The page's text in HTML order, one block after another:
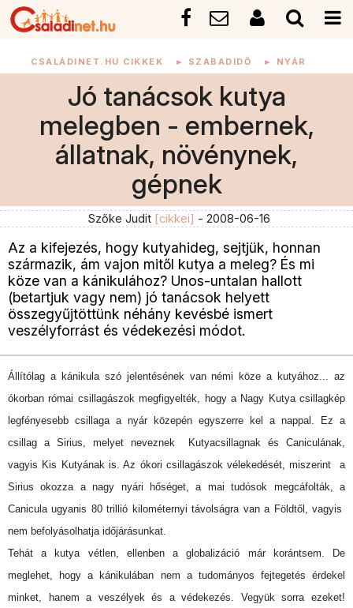
CSALÁDINET.HU CIKKEK ► SZABADIDŐ ► NYÁR
Jó tanácsok kutya
melegben - embernek,
állatnak, növénynek,
gépnek
Szőke Judit [cikkei] - 2008-06-16
Az a kifejezés, hogy kutyahideg, sejtjük, honnan
származik, ám vajon mitől kutya a meleg? És mi
köze van a kánikulához? Unos-untalan hallott
(betartjuk vagy nem) jó tanácsok helyett
összegyűjtöttünk néhány kevésbé ismert
veszélyforrást és védekezési módot.
Állítólag a kánikula szó jelentésének van némi köze a kutyához... az
ókorban római csillagászok megfigyelték, hogy a Nagy Kutya csillagkép
legfényesebb csillaga a nyár közepén egyszerre kel a nappal. Ez a
csillag a Sirius, melyet neveznek Kutyacsillagnak és Caniculának,
vagyis Kis Kutyának is. Az ókori csillagászok vélekedését, miszerint a
Sirius okozza a nagy nyári hőséget, a mai tudósok megcáfolták, a
Canicula ugyanis 80 trillió kilométernyi távolságra van a Földtől, vagyis
nem befolyásolhatja időjárásunkat.
Tehát a kutya vétlen, ellenben a globalizáció már korántsem. De
meglehet, hogy a kánikulában nem a tudományos fejtegetés érdekel
minket, hanem a veszélyek és a védekezés. Vegyük sorra ezeket!